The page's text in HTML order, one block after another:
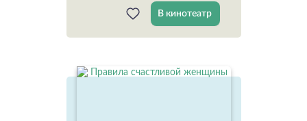
В кинотеатр